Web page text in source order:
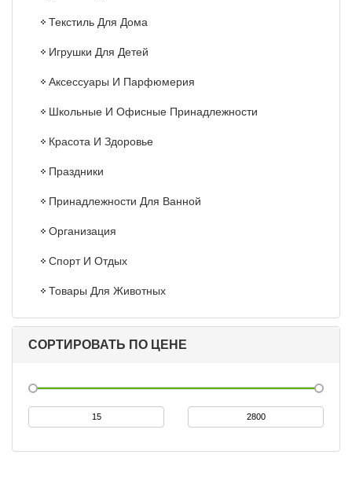
Текстиль Для Дома
Игрушки Для Детей
Аксессуары И Парфюмерия
Школьные И Офисные Принадлежности
Красота И Здоровье
Праздники
Принадлежности Для Ванной
Организация
Спорт И Отдых
Товары Для Животных
СОРТИРОВАТЬ ПО ЦЕНЕ